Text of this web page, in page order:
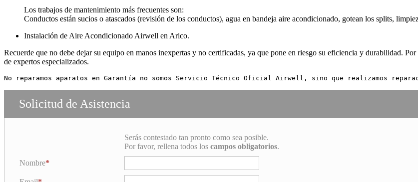
Los trabajos de mantenimiento más frecuentes son:
Conductos están sucios o atascados (revisión de los conductos), agua en bandeja aire acondicionado, gotean los splits,
Instalación de Aire Acondicionado Airwell en Arico.
Recuerde que no debe dejar su equipo en manos inexpertas y no certificadas, ya que pone en riesgo su eficiencia y durabilidad.
de expertos especializados.
No reparamos aparatos en Garantía no somos Servicio Técnico Oficial Airwell, sino que realizamos
Solicitud de Asistencia
Serás contestado tan pronto como sea posible.
Por favor, rellena todos los campos obligatorios.
Nombre